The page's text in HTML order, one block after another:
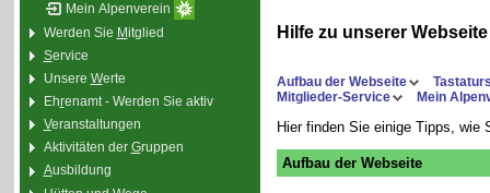
Mein Alpenverein
Werden Sie Mitglied
Service
Unsere Werte
Ehrenamt - Werden Sie aktiv
Veranstaltungen
Aktivitäten der Gruppen
Ausbildung
Hilfe zu unserer Webseite
Aufbau der Webseite
Mitglieder-Service
Mein
Hier finden Sie einige Tipps, wie
Aufbau der Webseite